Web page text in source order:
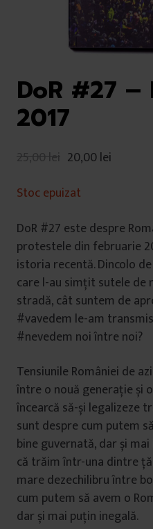
DoR #27 –
2017
25,00lei 20,00lei
Stoc epuizat
DoR #27 este despre
protestele din februarie
istoria recentă. Dincolo
care l-au simțit sutele de
stradă, cât suntem de
#vavedem le-am
#nevedem noi între noi?
Tensiunile României de
între o nouă generație și
încearcă să-și legalizeze
sunt despre cum putem
bine guvernată, dar și
că trăim într-una dintre
mare dezechilibru între
cum putem să avem o
dar și mai puțin inegală.